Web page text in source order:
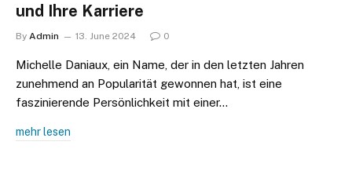
und Ihre Karriere
By Admin 13. June 2024 0
Michelle Daniaux, ein Name, der in den letzten Jahren
zunehmend an Popularität gewonnen hat, ist eine
faszinierende Persönlichkeit mit einer…
mehr lesen